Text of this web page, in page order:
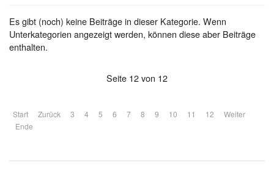
Es gibt (noch) keine Beiträge in dieser Kategorie. Wenn
Unterkategorien angezeigt werden, können diese aber Beiträge
enthalten.
Seite 12 von 12
Start Zurück 3 4 5 6 7 8 9 10 11 12
Weiter
Ende